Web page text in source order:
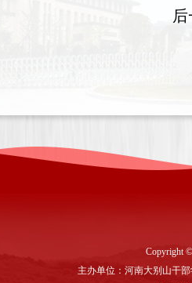
Copyright
主办单位：河南大别山干